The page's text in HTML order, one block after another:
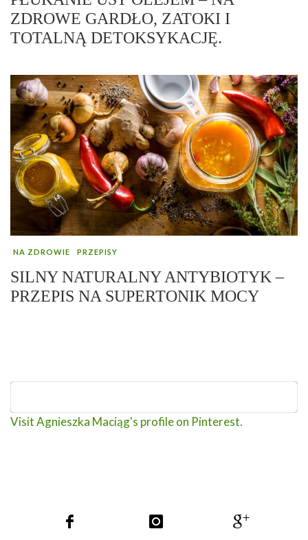
ZDROWE GARDŁO, ZATOKI I
TOTALNĄ DETOKSYKACJĘ.
NA ZDROWIE PRZEPISY
SILNY NATURALNY ANTYBIOTYK –
PRZEPIS NA SUPERTONIK MOCY
Visit Agnieszka Maciąg's profile on Pinterest.